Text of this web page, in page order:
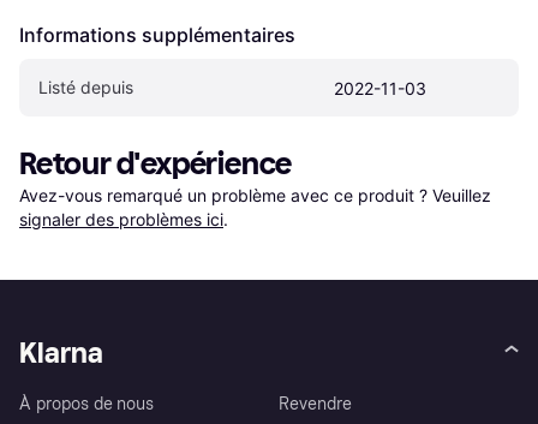
Informations supplémentaires
Listé depuis 2022-11-03
Retour d'expérience
Avez-vous remarqué un problème avec ce produit ? Veuillez
signaler des problèmes ici.
Klarna
À propos de nous
Revendre